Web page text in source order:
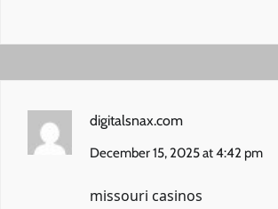
digitalsnax.com
December 15, 2025 at 4:42 pm
missouri casinos